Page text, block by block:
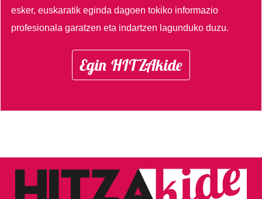
esker, euskaratik eginda dagoen tokiko informazio
profesionala garatzen eta indartzen lagunduko duzu.
Egin HITZAkide